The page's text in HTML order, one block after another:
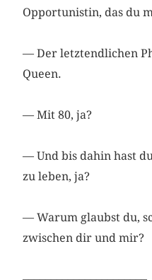
Opportunistin, das du
— Der letztendlichen
Queen.
— Mit 80, ja?
— Und bis dahin hast
zu leben, ja?
— Warum glaubst du,
zwischen dir und mir?